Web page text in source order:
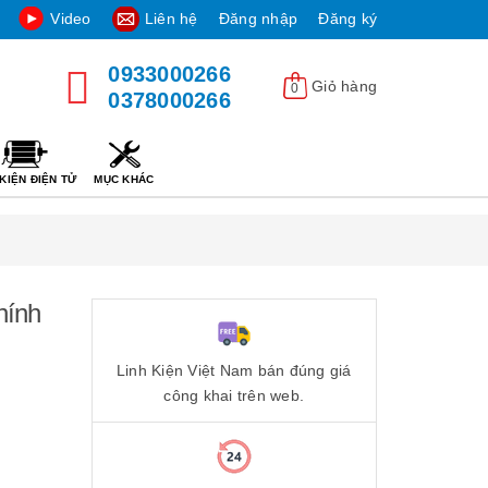
Video Liên hệ Đăng nhập Đăng ký
0933000266
0378000266
0 Giỏ hàng
ĐIỆN TỬ MỤC KHÁC
Linh Kiện Việt Nam bán đúng giá
công khai trên web.